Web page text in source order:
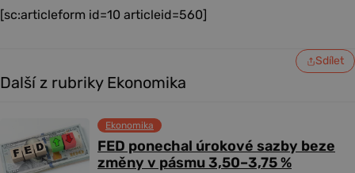
[sc:articleform id=10 articleid=560]
Sdílet
Další z rubriky Ekonomika
FED ponechal úrokové sazby beze
změny v pásmu 3,50–3,75 %
Ekonomika